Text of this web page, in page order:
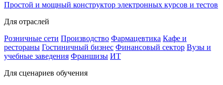
Простой и мощный конструктор электронных курсов и тестов
Для отраслей
Розничные сети Производство Фармацевтика Кафе и
рестораны Гостиничный бизнес Финансовый сектор Вузы и
учебные заведения Франшизы ИТ
Для сценариев обучения